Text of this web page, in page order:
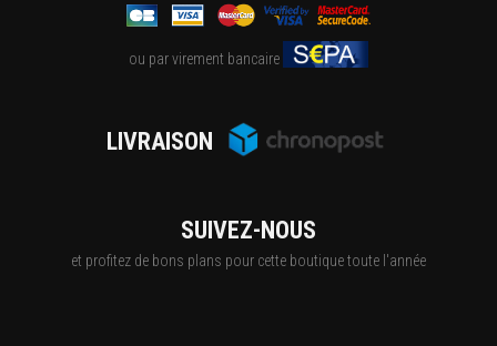
ou par virement bancaire
LIVRAISON
SUIVEZ-NOUS
et profitez de bons plans pour cette boutique toute l'année